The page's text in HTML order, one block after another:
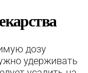
дозу
удерживать